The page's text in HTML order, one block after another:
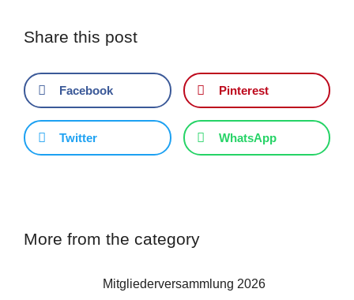
Share this post
Facebook Pinterest
Twitter WhatsApp
More from the category
Mitgliederversammlung 2026